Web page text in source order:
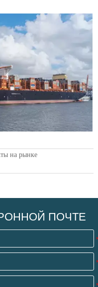
на рынке
ПОЧТЕ